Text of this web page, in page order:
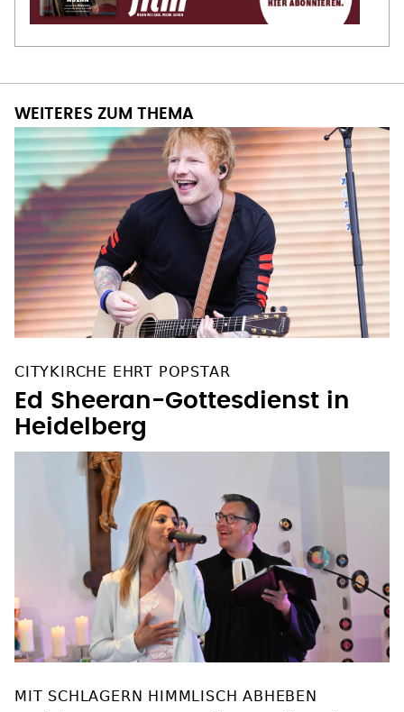
WEITERES ZUM THEMA
CITYKIRCHE EHRT POPSTAR
Ed Sheeran-Gottesdienst in
Heidelberg
MIT SCHLAGERN HIMMLISCH ABHEBEN